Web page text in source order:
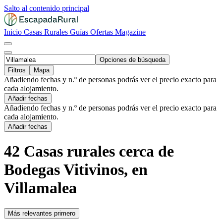
Salto al contenido principal
Inicio Casas Rurales Guías Ofertas Magazine
Opciones de búsqueda
Filtros
Mapa
Añadiendo fechas y n.º de personas podrás ver el precio exacto para
cada alojamiento.
Añadir fechas
Añadiendo fechas y n.º de personas podrás ver el precio exacto para
cada alojamiento.
Añadir fechas
42 Casas rurales cerca de
Bodegas Vitivinos, en
Villamalea
Más relevantes primero